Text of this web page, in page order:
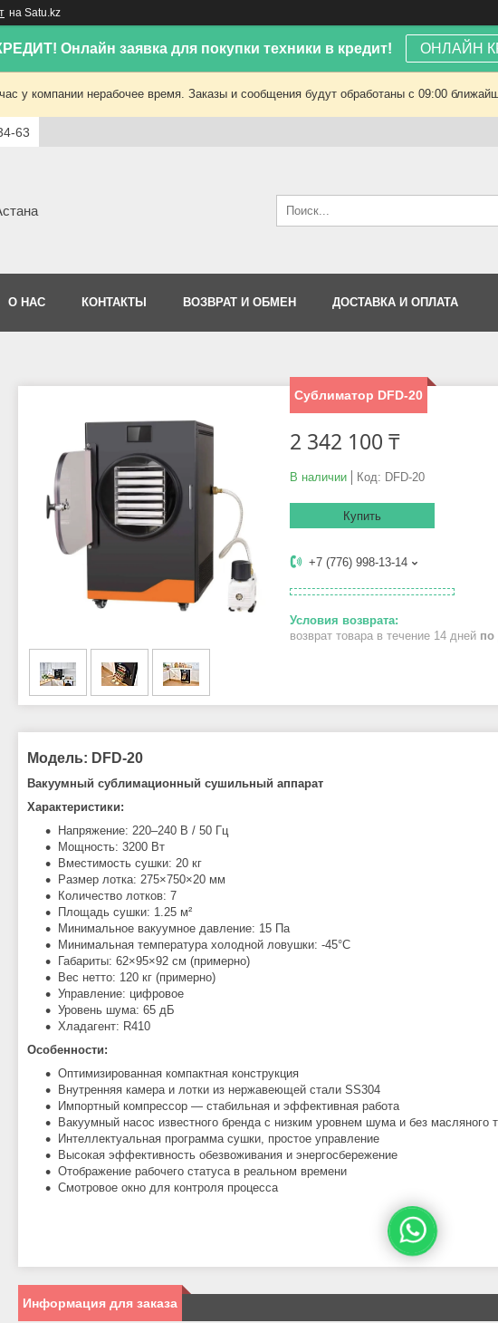
на Satu.kz
Онлайн заявка для покупки техники в кредит! ОНЛАЙН
у компании нерабочее время. Заказы и сообщения будут обработаны с 09:00
63
О НАС КОНТАКТЫ ВОЗВРАТ И ОБМЕН ДОСТАВКА И ОПЛАТА
Сублиматор DFD-20
2 342 100 ₸
В наличии Код: DFD-20
Купить
+7 (776) 998-13-14
возврат товара в течение 14 дней по
Модель: DFD-20
Вакуумный сублимационный сушильный аппарат
Характеристики:
Напряжение: 220–240 В / 50 Гц
Мощность: 3200 Вт
Вместимость сушки: 20 кг
Размер лотка: 275×750×20 мм
Количество лотков: 7
Площадь сушки: 1.25 м²
Минимальное вакуумное давление: 15 Па
Минимальная температура холодной ловушки: -45°C
Габариты: 62×95×92 см (примерно)
Вес нетто: 120 кг (примерно)
Управление: цифровое
Уровень шума: 65 дБ
Хладагент: R410
Особенности:
Оптимизированная компактная конструкция
Внутренняя камера и лотки из нержавеющей стали SS304
Импортный компрессор — стабильная и эффективная работа
Вакуумный насос известного бренда с низким уровнем шума и без масляного
Интеллектуальная программа сушки, простое управление
Высокая эффективность обезвоживания и энергосбережение
Отображение рабочего статуса в реальном времени
Смотровое окно для контроля процесса
Информация для заказа